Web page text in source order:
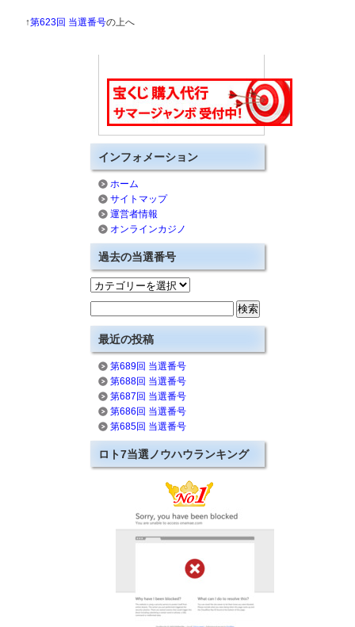
↑第623回 当選番号の上へ
インフォメーション
ホーム
サイトマップ
運営者情報
オンラインカジノ
過去の当選番号
最近の投稿
第689回 当選番号
第688回 当選番号
第687回 当選番号
第686回 当選番号
第685回 当選番号
ロト7当選ノウハウランキング